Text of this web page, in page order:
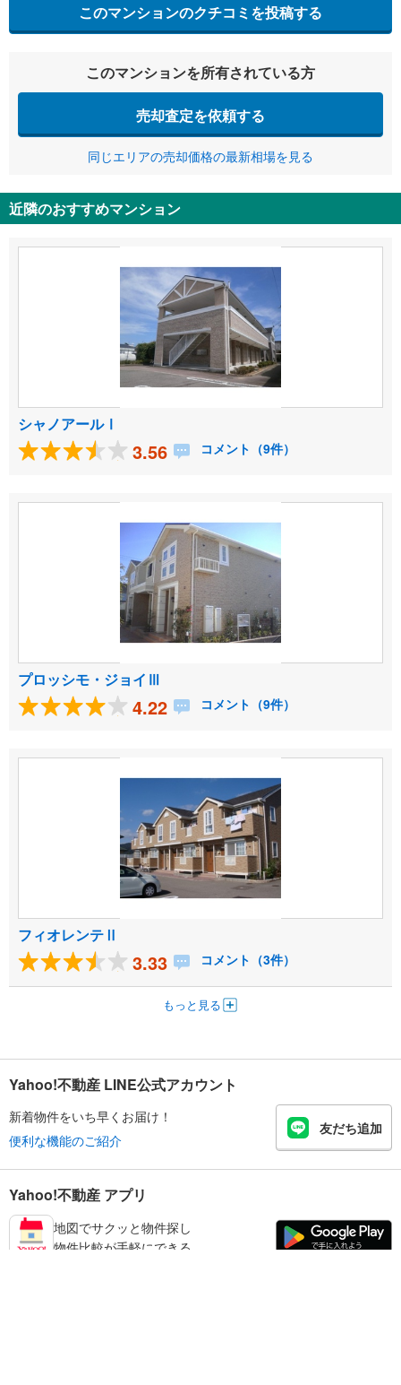
このマンションのクチコミを投稿する
このマンションを所有されている方
売却査定を依頼する
同じエリアの売却価格の最新相場を見る
近隣のおすすめマンション
シャノアールⅠ
3.56 コメント（9件）
プロッシモ・ジョイⅢ
4.22 コメント（9件）
フィオレンテⅡ
3.33 コメント（3件）
もっと見る
Yahoo!不動産 LINE公式アカウント
新着物件をいち早くお届け！
便利な機能のご紹介
友だち追加
Yahoo!不動産 アプリ
地図でサクッと物件探し
物件比較が手軽にできる